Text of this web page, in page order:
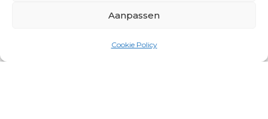
Aanpassen
Cookie Policy